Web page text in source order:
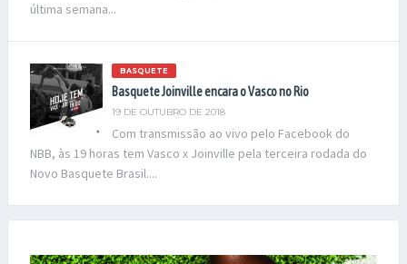
última semana...
BASQUETE
Basquete Joinville encara o Vasco no Rio
19 DE OUTUBRO DE 2018
Com transmissão ao vivo pelo Facebook do
NBB, às 19 horas tem Vasco x Joinville pela terceira rodada do
Novo Basquete Brasil....